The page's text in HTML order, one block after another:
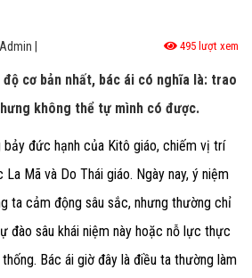
495 lượt xem
cơ bản nhất, bác ái có nghĩa là: trao
không thể tự mình có được.
đức hạnh của Kitô giáo, chiếm vị trí
Mã và Do Thái giáo. Ngày nay, ý niệm
ta cảm động sâu sắc, nhưng thường chỉ
đào sâu khái niệm này hoặc nỗ lực thực
Bác ái giờ đây là điều ta thường làm